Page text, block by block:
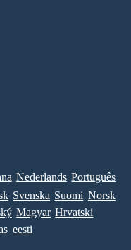
Nederlands Português
Svenska Suomi Norsk
Magyar Hrvatski
eesti